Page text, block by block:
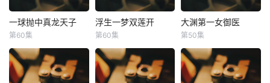
一球抛中真龙天子
一球抛中真龙天子
第60集
浮生一梦双莲开
浮生一梦双莲开
第60集
大渊第一女御医
大渊第一女御医
第50集